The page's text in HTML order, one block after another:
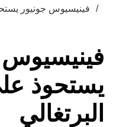
فينيسيوس جونيور
فينيسيوس
يستحوذ
البرتغالي